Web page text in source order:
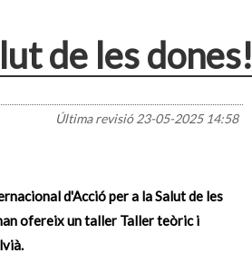
de les dones!
Última revisió23-05-2025 14:58
d'Acció per a la Salut de les
ofereix un taller Taller teòric i